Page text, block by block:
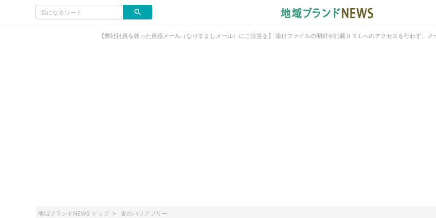
【弊社社員を装った迷惑メール（なりすましメール）にご注意を】 添付ファイルの開封や記載ＵＲＬへのアクセスを行わず、メ
地域ブランドNEWS トップ 食のバリアフリー